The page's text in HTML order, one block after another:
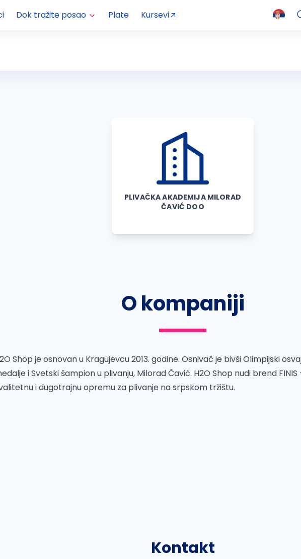
Dok tražite posao Plate Kursevi
PLIVAČKA AKADEMIJA MILORAD
ČAVIĆ DOO
O kompaniji
Shop je osnovan u Kragujevcu 2013. godine. Osnivač je bivši Olimpijski
i Svetski šampion u plivanju, Milorad Čavić. H2O Shop nudi brend FINIS
i dugotrajnu opremu za plivanje na srpskom tržištu.
Kontakt